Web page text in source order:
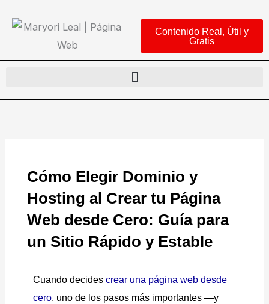
Contenido Real, Útil y
Gratis
Cómo Elegir Dominio y
Hosting al Crear tu Página
Web desde Cero: Guía para
un Sitio Rápido y Estable
Cuando decidescrear una página web desde
cero, uno de los pasos más importantes —y